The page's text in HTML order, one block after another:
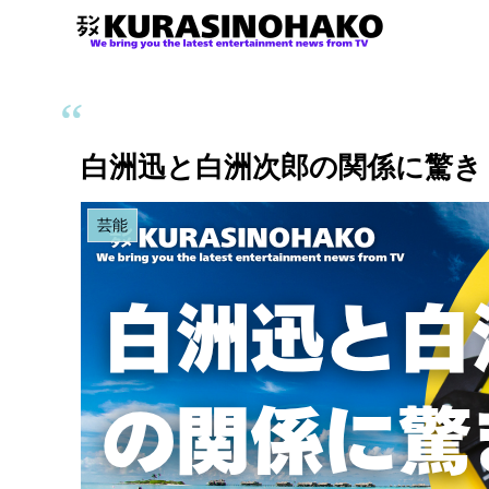
白洲迅と白洲次郎の関係に驚
芸能